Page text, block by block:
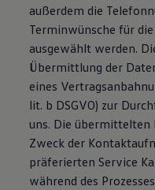
außerdem die
Terminwünsche für
ausgewählt werden.
Übermittlung der
eines
lit. b DSGVO) zur
uns. Die übermittelten
Zweck der
präferierten Service
während des